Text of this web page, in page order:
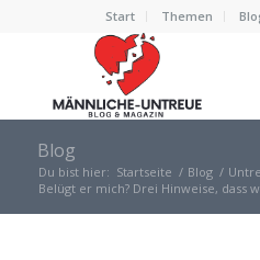
Start Themen
Blog
Du bist hier: Startseite / Blog /
Belügt er mich? Drei Hinweise, dass